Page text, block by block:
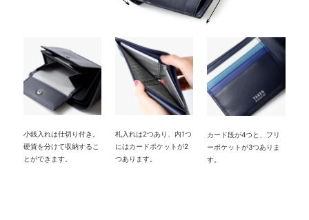
小銭入れは仕切り付き。
硬貨を分けて収納するこ
とができます。
札入れは2つあり、内1つ
にはカードポケットが2
つあります。
カード段が4つと、フリ
ーポケットが3つありま
す。